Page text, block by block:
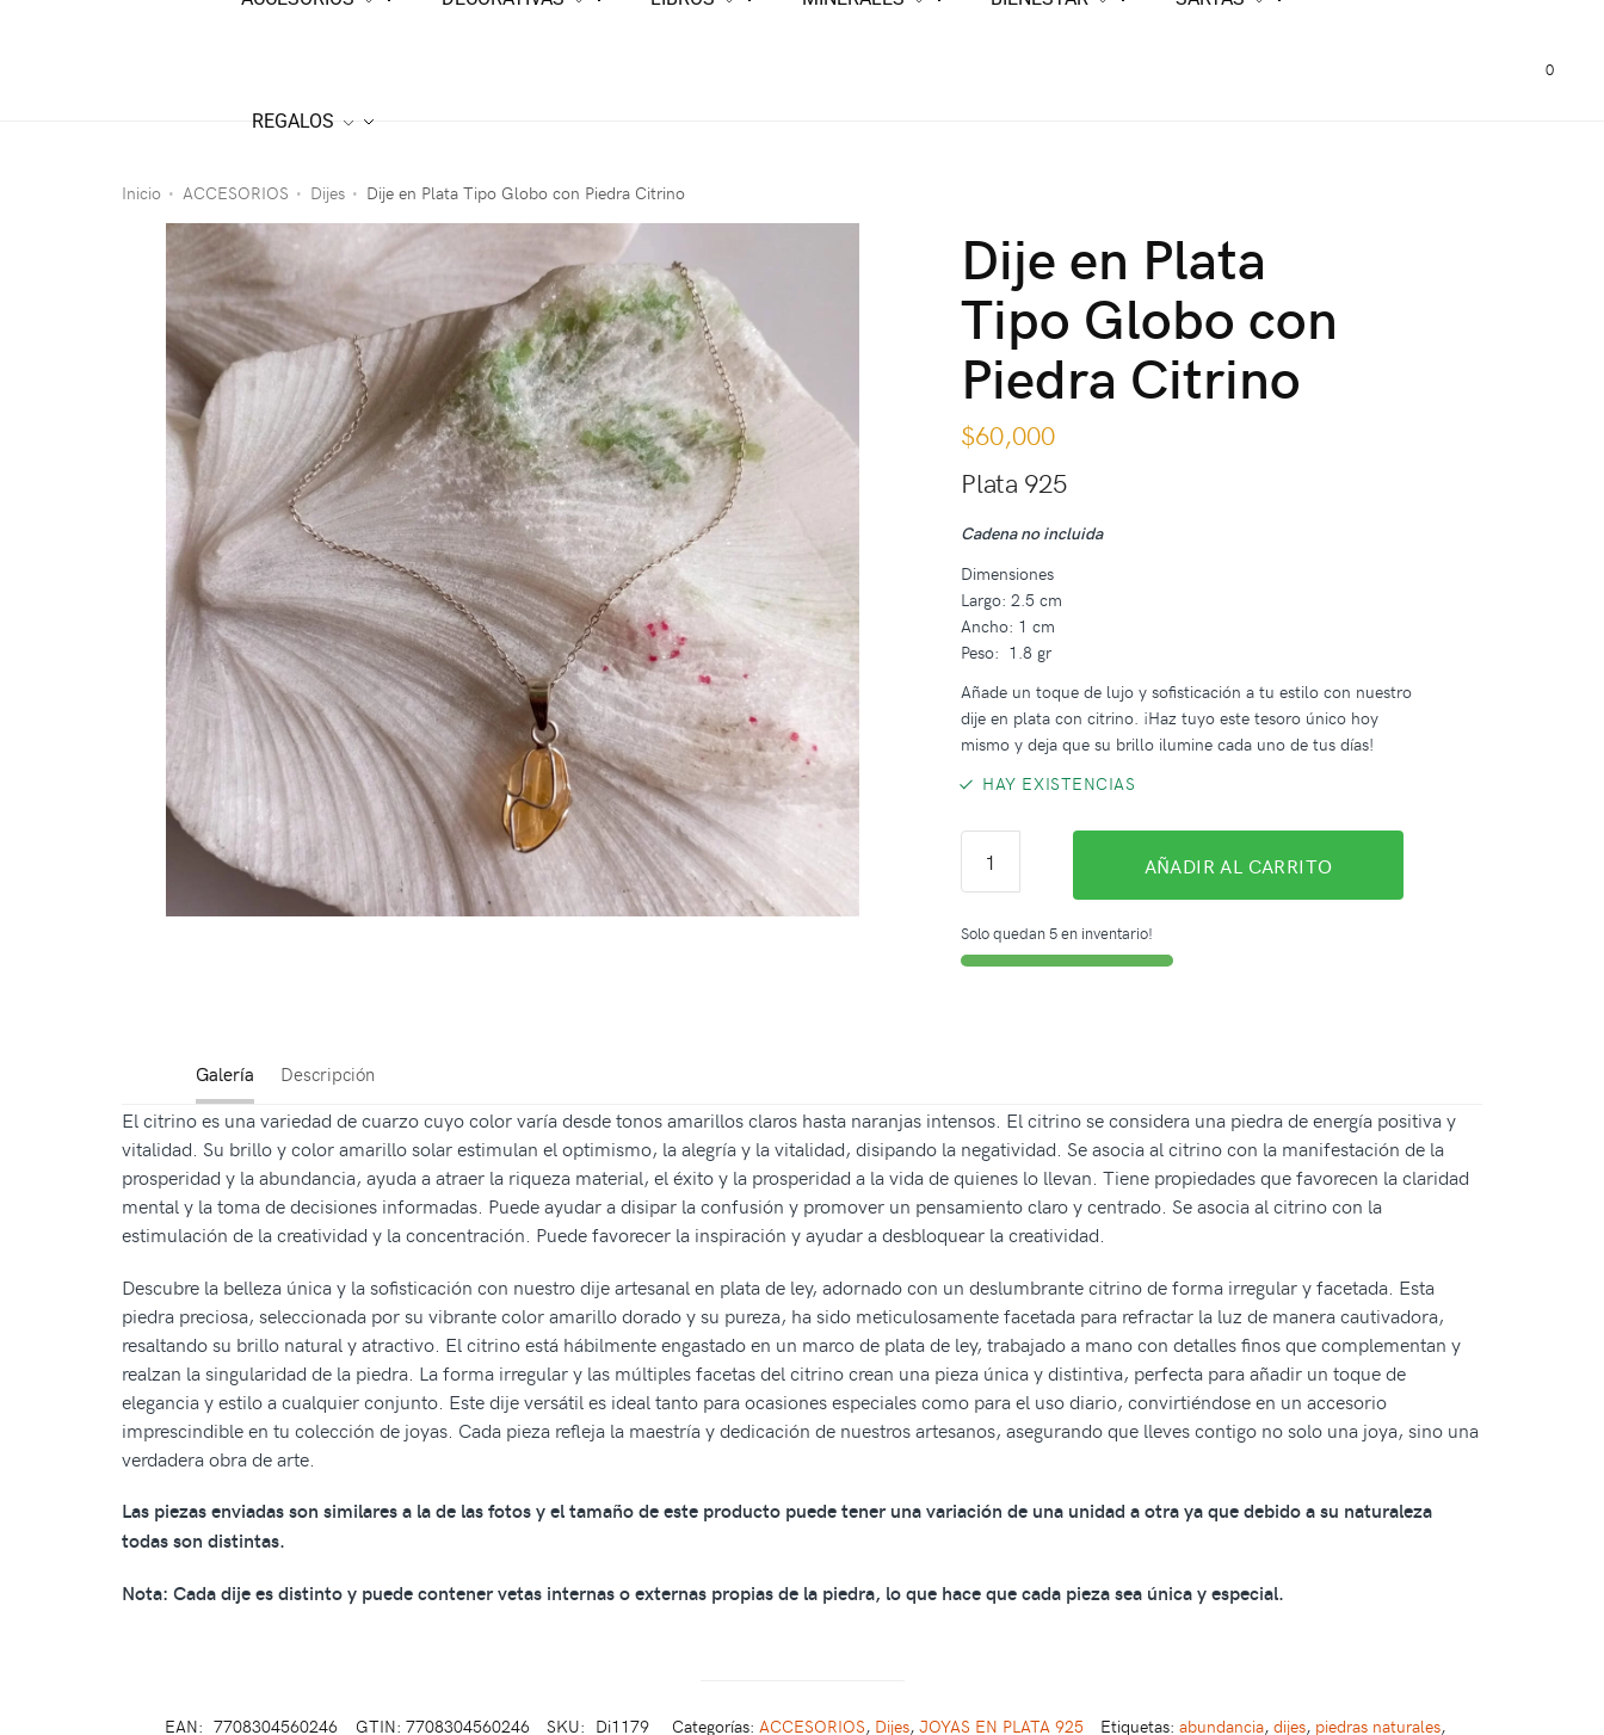
REGALOS
0
Inicio • ACCESORIOS • Dijes • Dije en Plata Tipo Globo con Piedra Citrino
Dije en Plata
Tipo Globo con
Piedra Citrino
$60,000
Plata 925
Cadena no incluida
Dimensiones
Largo: 2.5 cm
Ancho: 1 cm
Peso: 1.8 gr
Añade un toque de lujo y sofisticación a tu estilo con nuestro
dije en plata con citrino. ¡Haz tuyo este tesoro único hoy
mismo y deja que su brillo ilumine cada uno de tus días!
HAY EXISTENCIAS
AÑADIR AL CARRITO
Solo quedan 5 en inventario!
Galería Descripción
El citrino es una variedad de cuarzo cuyo color varía desde tonos amarillos claros hasta naranjas intensos. El citrino se considera una piedra de energía positiva y
vitalidad. Su brillo y color amarillo solar estimulan el optimismo, la alegría y la vitalidad, disipando la negatividad. Se asocia al citrino con la manifestación de la
prosperidad y la abundancia, ayuda a atraer la riqueza material, el éxito y la prosperidad a la vida de quienes lo llevan. Tiene propiedades que favorecen la claridad
mental y la toma de decisiones informadas. Puede ayudar a disipar la confusión y promover un pensamiento claro y centrado. Se asocia al citrino con la
estimulación de la creatividad y la concentración. Puede favorecer la inspiración y ayudar a desbloquear la creatividad.
Descubre la belleza única y la sofisticación con nuestro dije artesanal en plata de ley, adornado con un deslumbrante citrino de forma irregular y facetada. Esta
piedra preciosa, seleccionada por su vibrante color amarillo dorado y su pureza, ha sido meticulosamente facetada para refractar la luz de manera cautivadora,
resaltando su brillo natural y atractivo. El citrino está hábilmente engastado en un marco de plata de ley, trabajado a mano con detalles finos que complementan y
realzan la singularidad de la piedra. La forma irregular y las múltiples facetas del citrino crean una pieza única y distintiva, perfecta para añadir un toque de
elegancia y estilo a cualquier conjunto. Este dije versátil es ideal tanto para ocasiones especiales como para el uso diario, convirtiéndose en un accesorio
imprescindible en tu colección de joyas. Cada pieza refleja la maestría y dedicación de nuestros artesanos, asegurando que lleves contigo no solo una joya, sino una
verdadera obra de arte.
Las piezas enviadas son similares a la de las fotos y el tamaño de este producto puede tener una variación de una unidad a otra ya que debido a su naturaleza
todas son distintas.
Nota: Cada dije es distinto y puede contener vetas internas o externas propias de la piedra, lo que hace que cada pieza sea única y especial.
EAN: 7708304560246 GTIN: 7708304560246 SKU: Di1179 Categorías: ACCESORIOS, Dijes, JOYAS EN PLATA 925 Etiquetas: abundancia, dijes, piedras naturales,